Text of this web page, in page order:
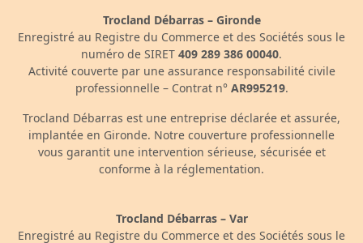
Trocland Débarras – Gironde
Enregistré au Registre du Commerce et des Sociétés sous le
numéro de SIRET 409 289 386 00040.
Activité couverte par une assurance responsabilité civile
professionnelle – Contrat n° AR995219.
Trocland Débarras est une entreprise déclarée et assurée,
implantée en Gironde. Notre couverture professionnelle
vous garantit une intervention sérieuse, sécurisée et
conforme à la réglementation.
Trocland Débarras – Var
Enregistré au Registre du Commerce et des Sociétés sous le